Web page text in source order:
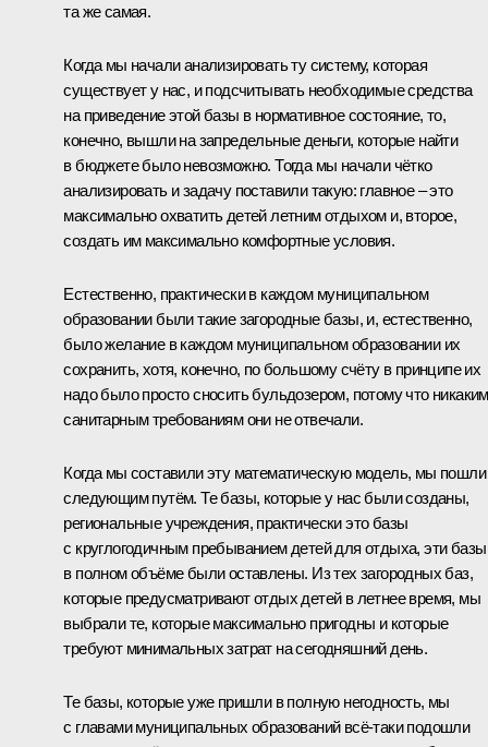
та же самая.
Когда мы начали анализировать ту систему, которая
существует у нас, и подсчитывать необходимые средства
на приведение этой базы в нормативное состояние, то,
конечно, вышли на запредельные деньги, которые найти
в бюджете было невозможно. Тогда мы начали чётко
анализировать и задачу поставили такую: главное – это
максимально охватить детей летним отдыхом и, второе,
создать им максимально комфортные условия.
Естественно, практически в каждом муниципальном
образовании были такие загородные базы, и, естественно,
было желание в каждом муниципальном образовании их
сохранить, хотя, конечно, по большому счёту в принципе их
надо было просто сносить бульдозером, потому что никаким
санитарным требованиям они не отвечали.
Когда мы составили эту математическую модель, мы пошли
следующим путём. Те базы, которые у нас были созданы,
региональные учреждения, практически это базы
с круглогодичным пребыванием детей для отдыха, эти базы
в полном объёме были оставлены. Из тех загородных баз,
которые предусматривают отдых детей в летнее время, мы
выбрали те, которые максимально пригодны и которые
требуют минимальных затрат на сегодняшний день.
Те базы, которые уже пришли в полную негодность, мы
с главами муниципальных образований всё‑таки подошли